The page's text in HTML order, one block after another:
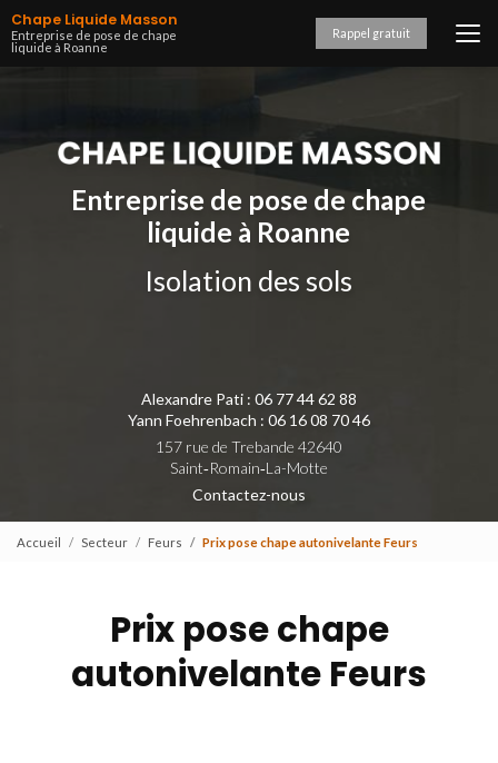
Aller
au
contenu
Chape Liquide Masson
Entreprise de pose de chape
liquide à Roanne
Rappel gratuit
Entreprise de pose de chape
liquide à Roanne
Isolation des sols
Alexandre Pati : 06 77 44 62 88
Yann Foehrenbach : 06 16 08 70 46
157 rue de Trebande 42640
Saint‑Romain‑La-Motte
Contactez-nous
Accueil Secteur Feurs Prix pose chape autonivelante Feurs
Prix pose chape
autonivelante Feurs